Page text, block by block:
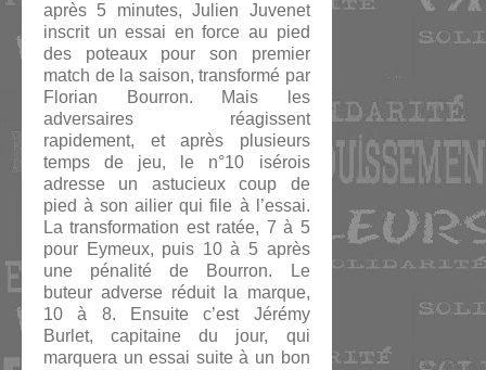
après 5 minutes, Julien Juvenet
inscrit un essai en force au pied
des poteaux pour son premier
match de la saison, transformé par
Florian Bourron. Mais les
adversaires réagissent
rapidement, et après plusieurs
temps de jeu, le n°10 isérois
adresse un astucieux coup de
pied à son ailier qui file à l’essai.
La transformation est ratée, 7 à 5
pour Eymeux, puis 10 à 5 après
une pénalité de Bourron. Le
buteur adverse réduit la marque,
10 à 8. Ensuite c’est Jérémy
Burlet, capitaine du jour, qui
marquera un essai suite à un bon